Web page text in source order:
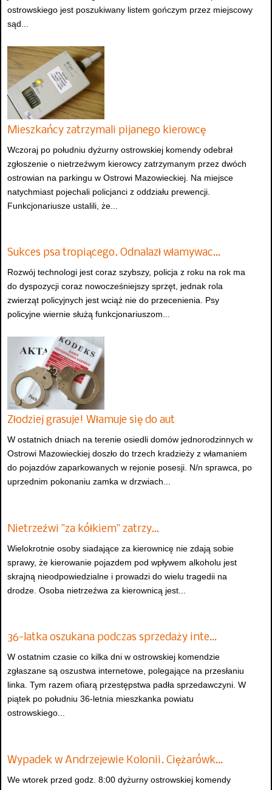
ostrowskiego jest poszukiwany listem gończym przez miejscowy
sąd...
Mieszkańcy zatrzymali pijanego kierowcę
Wczoraj po południu dyżurny ostrowskiej komendy odebrał
zgłoszenie o nietrzeźwym kierowcy zatrzymanym przez dwóch
ostrowian na parkingu w Ostrowi Mazowieckiej. Na miejsce
natychmiast pojechali policjanci z oddziału prewencji.
Funkcjonariusze ustalili, że...
Sukces psa tropiącego. Odnalazł włamywac…
Rozwój technologi jest coraz szybszy, policja z roku na rok ma
do dyspozycji coraz nowocześniejszy sprzęt, jednak rola
zwierząt policyjnych jest wciąż nie do przecenienia. Psy
policyjne wiernie służą funkcjonariuszom...
Złodziej grasuje! Włamuje się do aut
W ostatnich dniach na terenie osiedli domów jednorodzinnych w
Ostrowi Mazowieckiej doszło do trzech kradzieży z włamaniem
do pojazdów zaparkowanych w rejonie posesji. N/n sprawca, po
uprzednim pokonaniu zamka w drzwiach...
Nietrzeźwi "za kółkiem" zatrzy…
Wielokrotnie osoby siadające za kierownicę nie zdają sobie
sprawy, że kierowanie pojazdem pod wpływem alkoholu jest
skrajną nieodpowiedzialne i prowadzi do wielu tragedii na
drodze. Osoba nietrzeźwa za kierownicą jest...
36-latka oszukana podczas sprzedaży inte…
W ostatnim czasie co kilka dni w ostrowskiej komendzie
zgłaszane są oszustwa internetowe, polegające na przesłaniu
linka. Tym razem ofiarą przestępstwa padła sprzedawczyni. W
piątek po południu 36-letnia mieszkanka powiatu
ostrowskiego...
Wypadek w Andrzejewie Kolonii. Ciężarówk…
We wtorek przed godz. 8:00 dyżurny ostrowskiej komendy